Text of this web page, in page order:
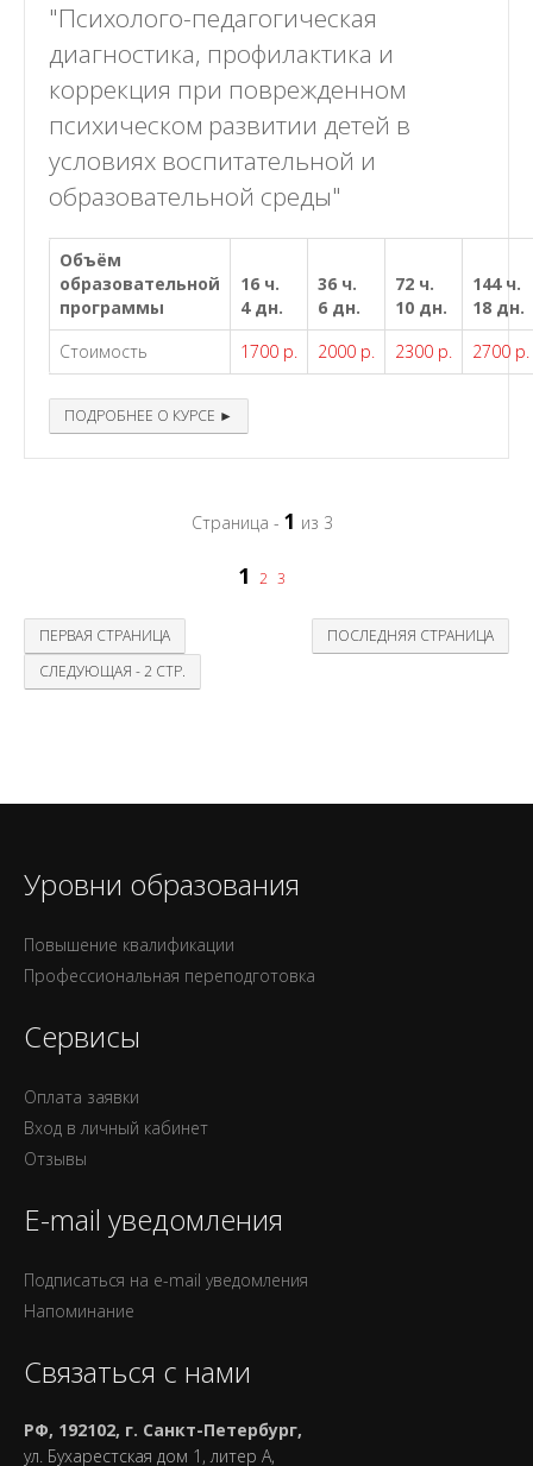
"Психолого-педагогическая
диагностика, профилактика и
коррекция при поврежденном
психическом развитии детей в
условиях воспитательной и
образовательной среды"
Объём
образовательной
программы
16 ч.
4 дн.
36 ч.
6 дн.
72 ч.
10 дн.
144 ч.
18 дн.
Стоимость
1700 р. 2000 р. 2300 р. 2700 р.
ПОДРОБНЕЕ О КУРСЕ ►
Страница - 1 из 3
1 2 3
ПЕРВАЯ СТРАНИЦА
ПОСЛЕДНЯЯ СТРАНИЦА
СЛЕДУЮЩАЯ - 2 СТР.
Уровни образования
Повышение квалификации
Профессиональная переподготовка
Сервисы
Оплата заявки
Вход в личный кабинет
Отзывы
E-mail уведомления
Подписаться на e-mail уведомления
Напоминание
Связаться с нами
РФ, 192102, г. Санкт-Петербург,
ул. Бухарестская дом 1, литер А,